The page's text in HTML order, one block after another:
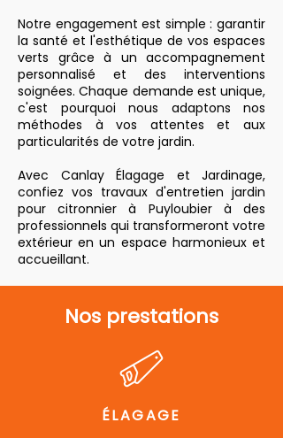
Notre engagement est simple : garantir
la santé et l'esthétique de vos espaces
verts grâce à un accompagnement
personnalisé et des interventions
soignées. Chaque demande est unique,
c'est pourquoi nous adaptons nos
méthodes à vos attentes et aux
particularités de votre jardin.
Avec Canlay Élagage et Jardinage,
confiez vos travaux d'entretien jardin
pour citronnier à Puyloubier à des
professionnels qui transformeront votre
extérieur en un espace harmonieux et
accueillant.
Nos prestations
ÉLAGAGE